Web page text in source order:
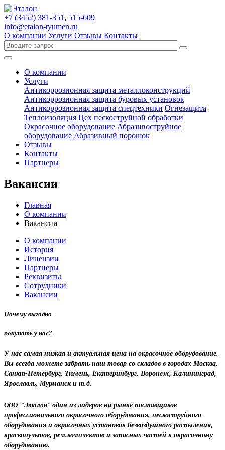
+7 (3452) 381-351 , 515-609
info@etalon-tyumen.ru
О компании Услуги Отзывы Контакты
О компании
Услуги
Антикоррозионная защита металлоконструкций
Антикоррозионная защита буровых установок
Антикоррозионная защита спецтехники Огнезащита
Теплоизоляция Цех пескоструйной обработки
Окрасочное оборудование Абразивоструйное
оборудование Абразивный порошок
Отзывы
Контакты
Партнеры
Вакансии
Главная
О компании
Вакансии
О компании
История
Лицензии
Партнеры
Реквизиты
Сотрудники
Вакансии
Почему выгодно
покупать у нас?
У нас самая низкая и актуальная цена на окрасочное оборудование.
Вы всегда можете забрать наш товар со складов в городах Москва,
Санкт-Петербург, Тюмень, Екатеринбург, Воронеж, Калининград,
Ярославль, Мурманск и т.д.
ООО "Эталон" один из лидеров на рынке поставщиков
профессионального окрасочного оборудования, пескоструйного
оборудования и окрасочных установок безвоздушного распыления,
краскопультов, рем.комплектов и запасных частей к окрасочному
оборудованию.